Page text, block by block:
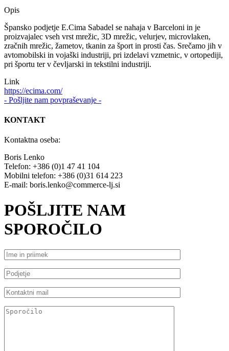
Opis
Špansko podjetje E.Cima Sabadel se nahaja v Barceloni in je
proizvajalec vseh vrst mrežic, 3D mrežic, velurjev, microvlaken,
zračnih mrežic, žametov, tkanin za šport in prosti čas. Srečamo jih v
avtomobilski in vojaški industriji, pri izdelavi vzmetnic, v ortopediji,
pri športu ter v čevljarski in tekstilni industriji.
Link
https://ecima.com/
- Pošljite nam povpraševanje -
KONTAKT
Kontaktna oseba:
Boris Lenko
Telefon: +386 (0)1 47 41 104
Mobilni telefon: +386 (0)31 614 223
E-mail: boris.lenko@commerce-lj.si
POŠLJITE NAM
SPOROČILO